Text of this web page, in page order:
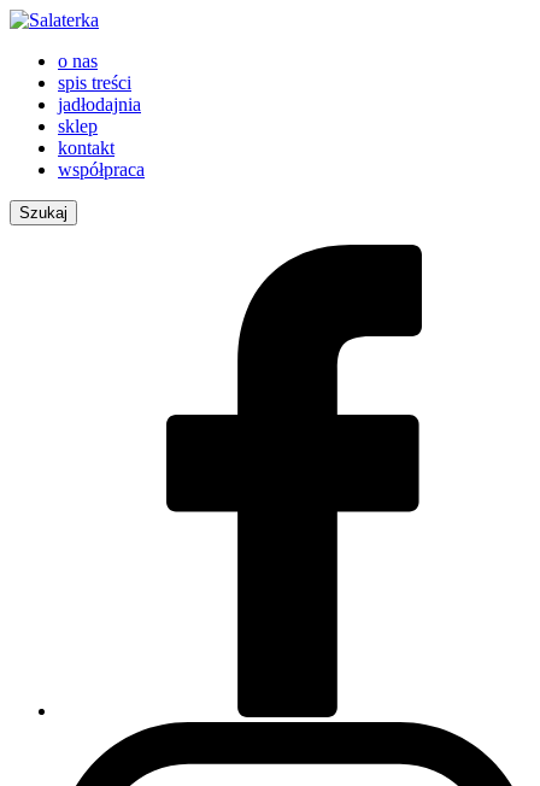
o nas
spis treści
jadłodajnia
sklep
kontakt
współpraca
Szukaj